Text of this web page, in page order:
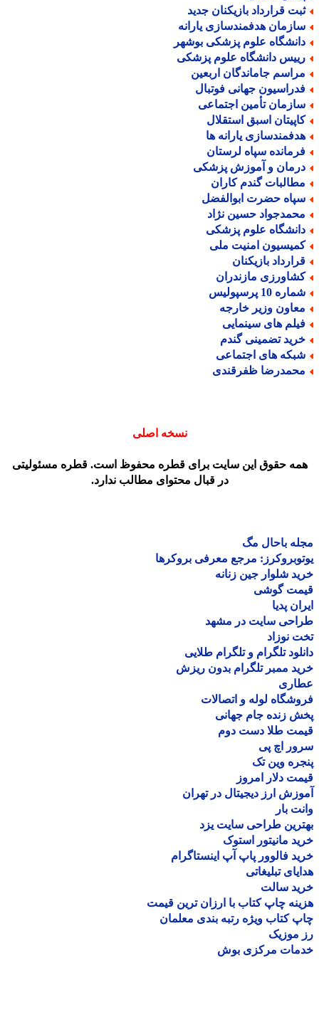
قرارداد بازیکنان جدید
هدفمندسازی یارانه
علوم پزشکی بوشهر
دانشگاه علوم پزشکی
جاماندگان اربعین
جهانی فوتبال
تأمین اجتماعی
اسبق استقلال
یارانه ها
سپاه لرستان
و آموزش پزشکی
گندم کاران
حضرت ابوالفضل
حسین نژاد
علوم پزشکی
امنیت ملی
بازیکنان
مازندران
10 پرسپولیس
وزیر خارجه
های سینمایی
تضمینی گندم
های اجتماعی
ظفرقندی
نسخه اصلی
حقوق این سایت برای قطره محفوظ است. قطره مسئولیتی
در قبال محتوای مطالب ندارد.
باحال مگ
مرجع معرفی بروکرها
شلوار جین زنانه
گوشی
پدیا
سایت در مشهد
نوزاد
تلگرام و تلگرام طلایی
ممبر تلگرام بدون ریزش
لوله و اتصالات
زنده جام جهانی
طلا دست دوم
اچ پی
وین تک
دلار امروز
ارز دیجیتال در تهران
بار
طراحی سایت یزد
مانیتور استوک
فالوور پاپ آپ اینستاگرام
تبلیغاتی
سالت
چاپ کتاب با ارزان ترین قیمت
کتاب ویژه رتبه بندی معلمان
موزیک
مرکزی بوش